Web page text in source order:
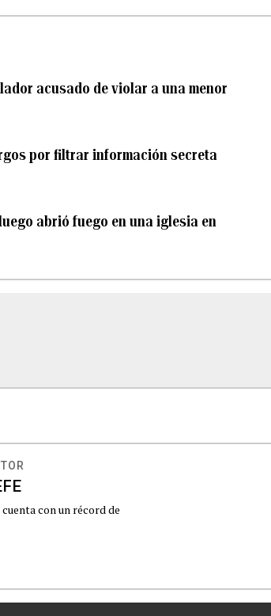
acusado de violar a una menor
por filtrar información secreta
abrió fuego en una iglesia en
con un récord de